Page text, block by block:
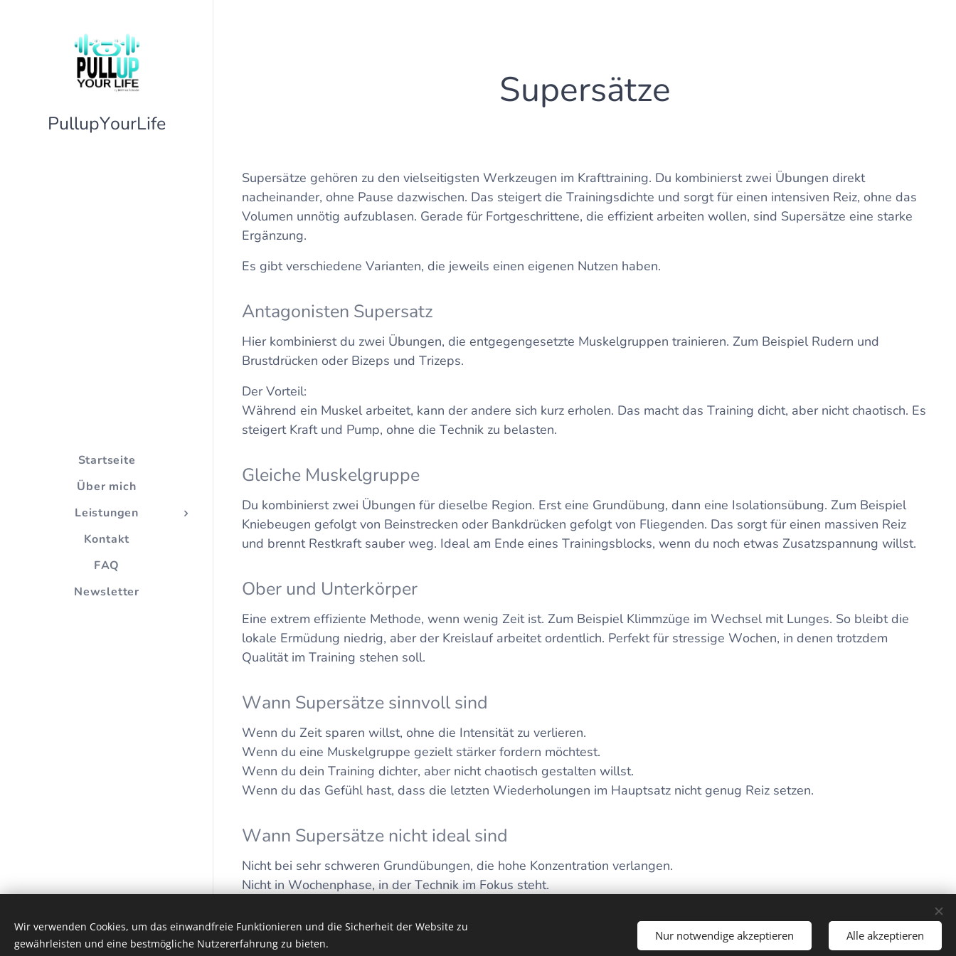
PullupYourLife
Startseite
Über mich
Leistungen
Kontakt
FAQ
Newsletter
Supersätze
Supersätze gehören zu den vielseitigsten Werkzeugen im Krafttraining. Du kombinierst zwei Übungen direkt
nacheinander, ohne Pause dazwischen. Das steigert die Trainingsdichte und sorgt für einen intensiven Reiz, ohne das
Volumen unnötig aufzublasen. Gerade für Fortgeschrittene, die effizient arbeiten wollen, sind Supersätze eine starke
Ergänzung.
Es gibt verschiedene Varianten, die jeweils einen eigenen Nutzen haben.
Antagonisten Supersatz
Hier kombinierst du zwei Übungen, die entgegengesetzte Muskelgruppen trainieren. Zum Beispiel Rudern und
Brustdrücken oder Bizeps und Trizeps.
Der Vorteil:
Während ein Muskel arbeitet, kann der andere sich kurz erholen. Das macht das Training dicht, aber nicht chaotisch. Es
steigert Kraft und Pump, ohne die Technik zu belasten.
Gleiche Muskelgruppe
Du kombinierst zwei Übungen für dieselbe Region. Erst eine Grundübung, dann eine Isolationsübung. Zum Beispiel
Kniebeugen gefolgt von Beinstrecken oder Bankdrücken gefolgt von Fliegenden. Das sorgt für einen massiven Reiz
und brennt Restkraft sauber weg. Ideal am Ende eines Trainingsblocks, wenn du noch etwas Zusatzspannung willst.
Ober und Unterkörper
Eine extrem effiziente Methode, wenn wenig Zeit ist. Zum Beispiel Klimmzüge im Wechsel mit Lunges. So bleibt die
lokale Ermüdung niedrig, aber der Kreislauf arbeitet ordentlich. Perfekt für stressige Wochen, in denen trotzdem
Qualität im Training stehen soll.
Wann Supersätze sinnvoll sind
Wenn du Zeit sparen willst, ohne die Intensität zu verlieren.
Wenn du eine Muskelgruppe gezielt stärker fordern möchtest.
Wenn du dein Training dichter, aber nicht chaotisch gestalten willst.
Wenn du das Gefühl hast, dass die letzten Wiederholungen im Hauptsatz nicht genug Reiz setzen.
Wann Supersätze nicht ideal sind
Nicht bei sehr schweren Grundübungen, die hohe Konzentration verlangen.
Nicht in Wochenphase, in der Technik im Fokus steht.
Unterstützt vonWebnode
Wir verwenden Cookies, um das einwandfreie Funktionieren und die Sicherheit der Website zu
gewährleisten und eine bestmögliche Nutzererfahrung zu bieten.
Nur notwendige akzeptieren Alle akzeptieren